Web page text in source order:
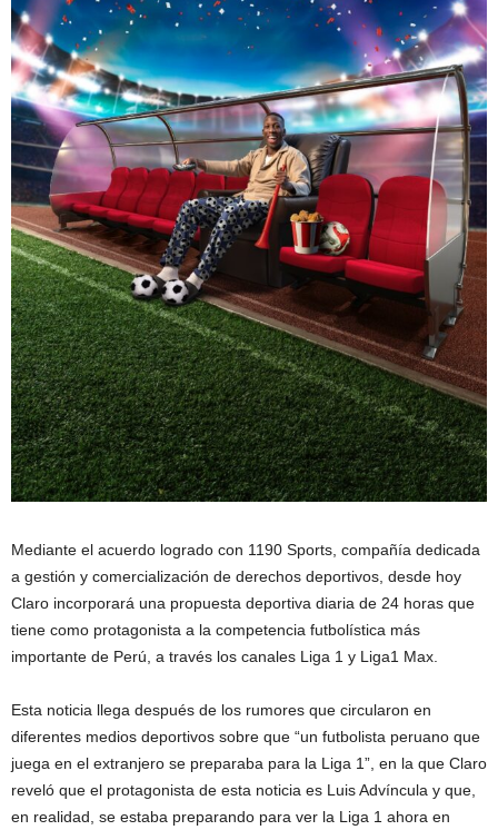
Mediante el acuerdo logrado con 1190 Sports, compañía dedicada
a gestión y comercialización de derechos deportivos, desde hoy
Claro incorporará una propuesta deportiva diaria de 24 horas que
tiene como protagonista a la competencia futbolística más
importante de Perú, a través los canales Liga 1 y Liga1 Max.
Esta noticia llega después de los rumores que circularon en
diferentes medios deportivos sobre que “un futbolista peruano que
juega en el extranjero se preparaba para la Liga 1”, en la que Claro
reveló que el protagonista de esta noticia es Luis Advíncula y que,
en realidad, se estaba preparando para ver la Liga 1 ahora en